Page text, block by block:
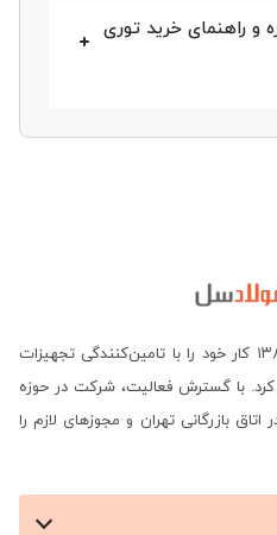
باعث می‌شود استفاده از
دریافت مشاوره خرید،
می‌کنند تا با مقایسه قیمت،
بهترین محصول را
به معرفی بیشتر این
و راهنمای خرید توری
هلدینگ پترو سازه ساحل، در سال ۱۳۸۹ کار خود را با تامین‌کنندگی تجهیزات
کرد. با گسترش فعالیت، شرکت در حوزه
بازرگانی تهران و مجوزهای لازم را